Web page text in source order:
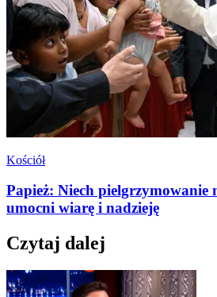
Kościół
Papież: Niech pielgrzymowanie
umocni wiarę i nadzieję
Czytaj dalej